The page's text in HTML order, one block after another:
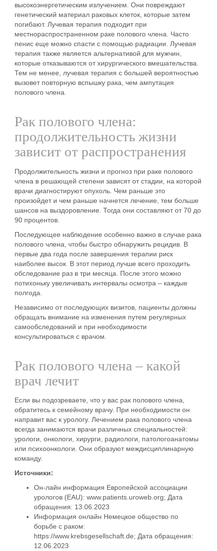
высокоэнергетическим излучением. Они повреждают
генетический материал раковых клеток, которые затем
погибают. Лучевая терапия подходит при
местнораспространенном раке полового члена. Часто
пенис еще можно спасти с помощью радиации. Лучевая
терапия также является альтернативой для мужчин,
которые отказываются от хирургического вмешательства.
Тем не менее, лучевая терапия с большей вероятностью
вызовет повторную вспышку рака, чем ампутация
полового члена.
Рак полового члена:
продолжительность жизни
зависит от распространения
Продолжительность жизни и прогноз при раке полового
члена в решающей степени зависят от стадии, на которой
врачи диагностируют опухоль. Чем раньше это
произойдет и чем раньше начнется лечение, тем больше
шансов на выздоровление. Тогда они составляют от 70 до
90 процентов.
Последующее наблюдение особенно важно в случае рака
полового члена, чтобы быстро обнаружить рецидив. В
первые два года после завершения терапии риск
наиболее высок. В этот период лучше всего проходить
обследование раз в три месяца. После этого можно
потихоньку увеличивать интервалы осмотра – каждые
полгода.
Независимо от последующих визитов, пациенты должны
обращать внимание на изменения путем регулярных
самообследований и при необходимости
консультироваться с врачом.
Рак полового члена – какой
врач лечит
Если вы подозреваете, что у вас рак полового члена,
обратитесь к семейному врачу. При необходимости он
направит вас к урологу. Лечением рака полового члена
всегда занимаются врачи различных специальностей:
урологи, онкологи, хирурги, радиологи, патологоанатомы
или психоонкологи. Они образуют междисциплинарную
команду.
Источники:
Он-лайн информация Европейской ассоциации
урологов (EAU): www. patients.uroweb.org; Дата
обращения: 13.06.2023
Информация онлайн Немецкое общество по
борьбе с раком:
https://www.krebsgesellschaft.de; Дата обращения:
12.06.2023